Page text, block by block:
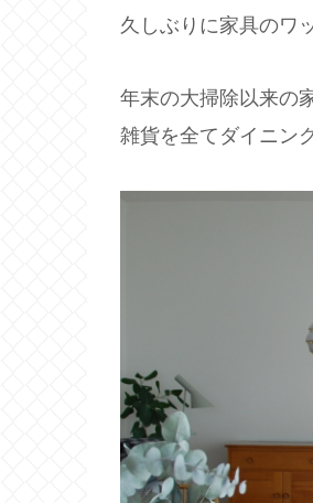
久しぶりに家具のワ
年末の大掃除以来の
雑貨を全てダイニン